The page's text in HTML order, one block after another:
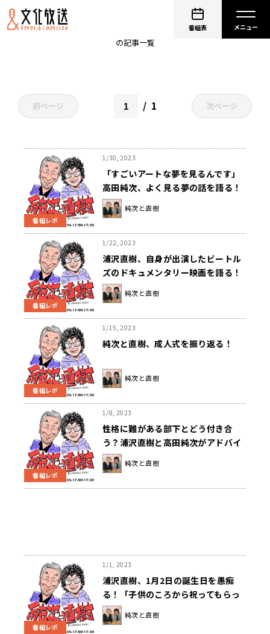
番組表
の記事一覧
前ページ 1 次ページ
番組レポ
1/30, 2023
「すごいアートな夢を見るんです」
高田純次、よく見る夢の話を語る！
純次と直樹
番組レポ
1/22, 2023
浦沢直樹、自身が出演したビートル
ズのドキュメンタリー映画を語る！
純次と直樹
番組レポ
1/15, 2023
純次と直樹、成人式を振り返る！
純次と直樹
番組レポ
1/8, 2023
性格に難がある部下とどう付き合
う？浦沢直樹と高田純次がアドバイ
ス！
純次と直樹
番組レポ
1/1, 2023
浦沢直樹、1月2日の誕生日を愚痴
る！「子供のころから祝ってもらっ
たことがない」
純次と直樹